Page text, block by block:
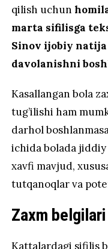
qilish uchun
marta sifilisga
Sinov ijobiy natija
davolanishni
Kasallangan bola
tug’ilishi ham
darhol
ichida bolada
xavfi mavjud,
tutqanoqlar va
Zaxm belgilari
Kattalardagi sifilis